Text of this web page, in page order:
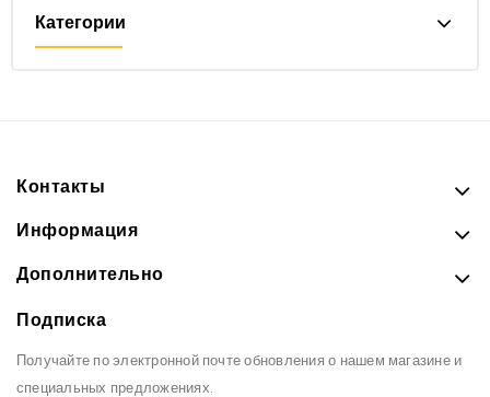
Категории
Контакты
Информация
Дополнительно
Подписка
Получайте по электронной почте обновления о нашем магазине и
специальных предложениях.